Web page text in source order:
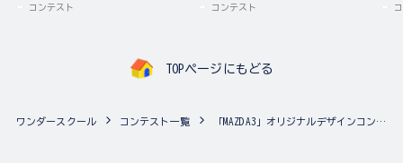
コンテスト コンテスト
TOPページにもどる
ワンダースクール コンテスト一覧 「MAZDA3」オリジナルデザインコンテスト